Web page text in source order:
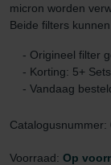
micron worden
Beide filters
- Origineel filter
- Korting: 5+
- Vandaag
Catalogusnummer:
Voorraad: Op